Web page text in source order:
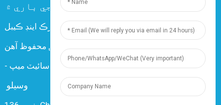
اسان جي باري ۾ سوال
ڪاپي رائيٽ © 2024 شنگھائي ڊنگزون اليڪٽرڪ اينڊ ڪيبل
ڪمپني لميٽيڊ سڀ حق محفوظ آهن.
- سائيٽ ميپ Resource
وسيلو